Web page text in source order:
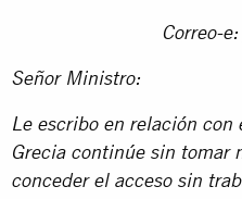
Correo-e:
Señor Ministro:
Le escribo en relación con
Grecia continúe sin tomar
conceder el acceso sin